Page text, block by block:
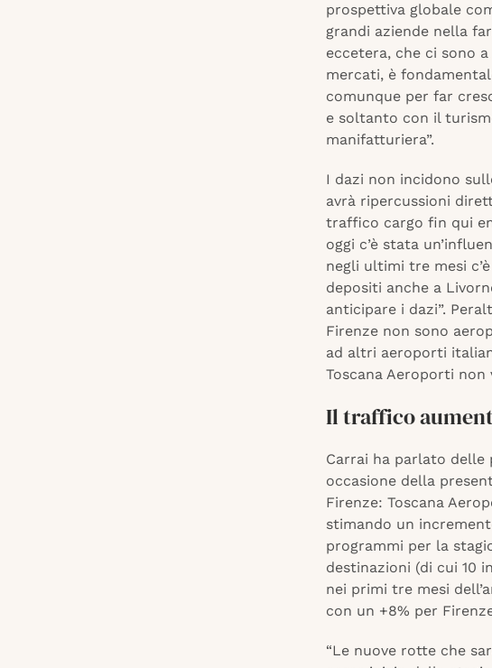
prospettiva globale
grandi aziende nella
eccetera, che ci sono
mercati, è
comunque per far
e soltanto con il
manifatturiera”.
I dazi non incidono
avrà ripercussioni
traffico cargo fin qui
oggi c’è stata
negli ultimi tre mesi
depositi anche a
anticipare i dazi”.
Firenze non sono
ad altri aeroporti
Toscana Aeroporti non
Il traffico
Carrai ha parlato delle
occasione della
Firenze: Toscana
stimando un
programmi per la
destinazioni (di cui 10
nei primi tre mesi
con un +8% per
“Le nuove rotte che